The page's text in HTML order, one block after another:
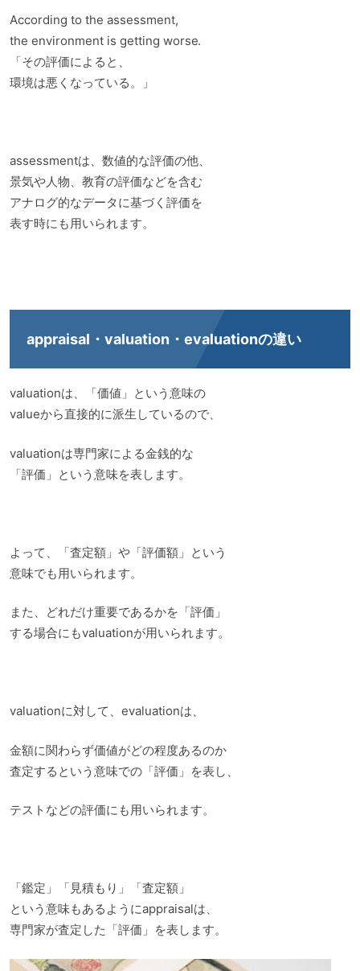
According to the assessment,
the environment is getting worse.
「その評価によると、
環境は悪くなっている。」
assessmentは、数値的な評価の他、
景気や人物、教育の評価などを含む
アナログ的なデータに基づく評価を
表す時にも用いられます。
appraisal・valuation・evaluationの違い
valuationは、「価値」という意味の
valueから直接的に派生しているので、
valuationは専門家による金銭的な
「評価」という意味を表します。
よって、「査定額」や「評価額」という
意味でも用いられます。
また、どれだけ重要であるかを「評価」
する場合にもvaluationが用いられます。
valuationに対して、evaluationは、
金額に関わらず価値がどの程度あるのか
査定するという意味での「評価」を表し、
テストなどの評価にも用いられます。
「鑑定」「見積もり」「査定額」
という意味もあるようにappraisalは、
専門家が査定した「評価」を表します。